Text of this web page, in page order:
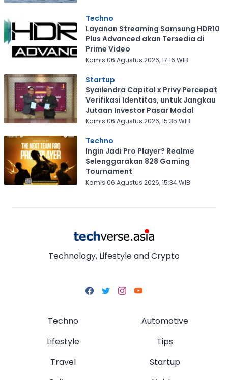
Techno
Layanan Streaming Samsung HDR10
Plus Advanced akan Tersedia di
Prime Video
Kamis 06 Agustus 2026, 17:16 WIB
Startup
Syailendra Capital x Privy Percepat
Verifikasi Identitas, untuk Jangkau
Jutaan Investor Pasar Modal
Kamis 06 Agustus 2026, 15:35 WIB
Techno
Ingin Jadi Pro Player? Realme
Selenggarakan 828 Gaming
Tournament
Kamis 06 Agustus 2026, 15:34 WIB
Technology, Lifestyle and Crypto
Techno
Lifestyle
Travel
Automotive
Tips
Startup